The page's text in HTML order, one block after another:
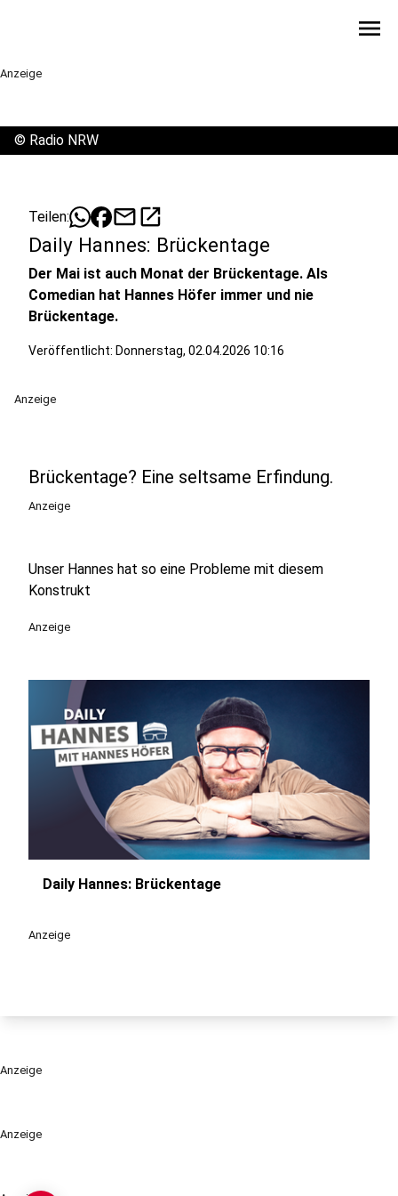
menu
Anzeige
Anzeige
© Radio NRW
Teilen: mailopen_in_new
Daily Hannes: Brückentage
Der Mai ist auch Monat der Brückentage. Als
Comedian hat Hannes Höfer immer und nie
Brückentage.
Veröffentlicht: Donnerstag, 02.04.2026 10:16
Anzeige
Brückentage? Eine seltsame Erfindung.
Anzeige
Unser Hannes hat so eine Probleme mit diesem
Konstrukt
Anzeige
Daily Hannes: Brückentage
Anzeige
Anzeige